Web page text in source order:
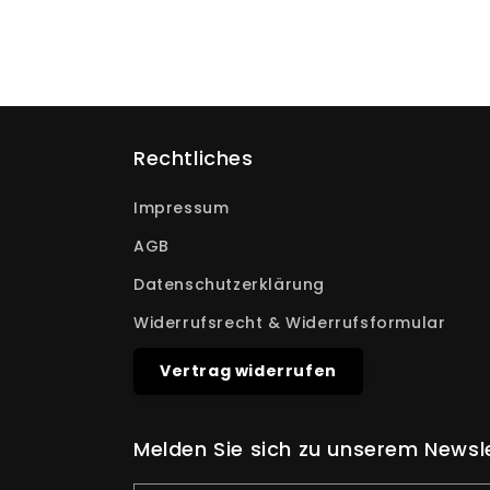
Rechtliches
Impressum
AGB
Datenschutzerklärung
Widerrufsrecht & Widerrufsformular
Vertrag widerrufen
Melden Sie sich zu unserem